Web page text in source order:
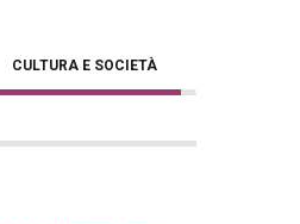
CULTURA E SOCIETÀ